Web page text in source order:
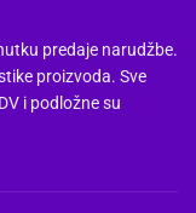
predaje narudžbe.
proizvoda. Sve
i podložne su